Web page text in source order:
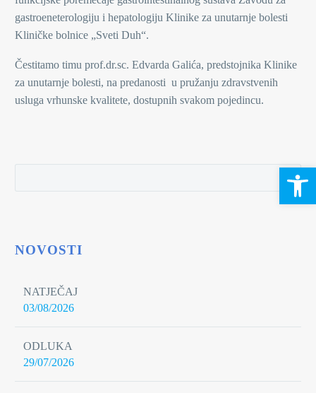
gastroeneterologiju i hepatologiju Klinike za unutarnje bolesti
Kliničke bolnice „Sveti Duh“.
Čestitamo timu prof.dr.sc. Edvarda Galića, predstojnika Klinike
za unutarnje bolesti, na predanosti u pružanju zdravstvenih
usluga vrhunske kvalitete, dostupnih svakom pojedincu.
NOVOSTI
NATJEČAJ
03/08/2026
ODLUKA
29/07/2026